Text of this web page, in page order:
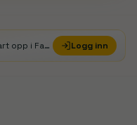
Logg inn og se hvor mye du har spart opp i FanDays Credits Logg inn